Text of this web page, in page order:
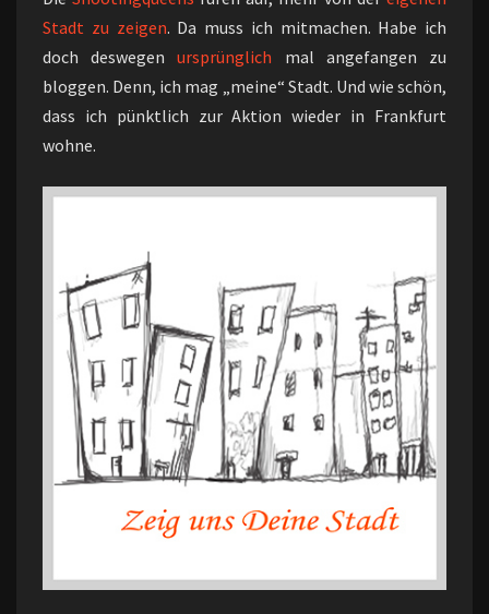
Stadt zu zeigen. Da muss ich mitmachen. Habe ich
doch deswegenursprünglich mal angefangen zu
bloggen. Denn, ich mag „meine“ Stadt. Und wie schön,
dass ich pünktlich zur Aktion wieder in Frankfurt
wohne.